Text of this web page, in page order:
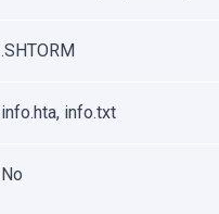
.SHTORM
info.hta, info.txt
No